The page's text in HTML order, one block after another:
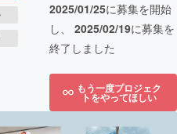
2025/01/25に募集を開始
し、 2025/02/19に募集を
終了しました
もう一度プロジェク
トをやってほしい